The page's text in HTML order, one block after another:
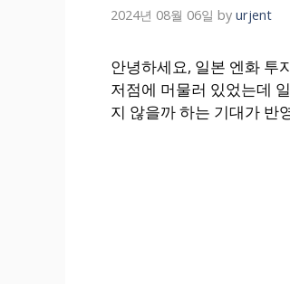
2024년 08월 06일 by urjent
안녕하세요, 일본 엔화 투
저점에 머물러 있었는데
지 않을까 하는 기대가 반